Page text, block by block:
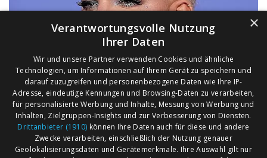
×
Verantwortungsvolle Nutzung
Ihrer Daten
Wir und unsere Partner verwenden Cookies und ähnliche
Technologien, um Informationen auf Ihrem Gerät zu speichern und
darauf zuzugreifen und personenbezogene Daten wie Ihre IP-
Adresse, eindeutige Kennungen und Browsing-Daten zu verarbeiten,
für personalisierte Werbung und Inhalte, Messung von Werbung und
Inhalten, Zielgruppen-Insights und zur Verbesserung von Diensten.
Drittanbieter (1910) können Ihre Daten auch für diese und andere
Zwecke verarbeiten, einschließlich der Nutzung genauer
Geolokalisierungsdaten und Gerätemerkmale. Ihre Auswahl gilt nur